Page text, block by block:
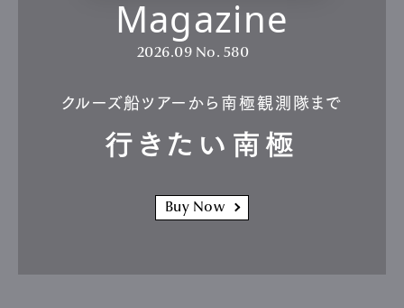
Magazine
2026.09 No. 580
クルーズ船ツアーから南極観測隊まで
行きたい南極
Buy Now